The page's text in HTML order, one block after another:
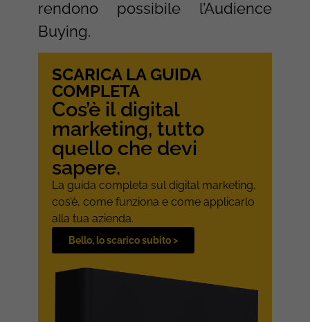
rendono possibile l’Audience
Buying.
SCARICA LA GUIDA
COMPLETA
Cos’è il digital
marketing, tutto
quello che devi
sapere.
La guida completa sul digital marketing,
cos’è, come funziona e come applicarlo
alla tua azienda.
Bello, lo scarico subito >